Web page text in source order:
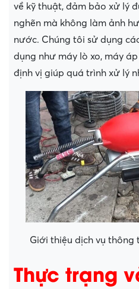
về kỹ thuật, đảm bảo xử lý
nghẽn mà không làm ảnh
nước. Chúng tôi sử dụng
dụng như máy lò xo, máy
định vị giúp quá trình xử lý
Giới thiệu dịch vụ thông
Thực trạng